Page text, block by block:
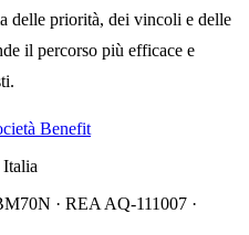
delle priorità, dei vincoli e delle
il percorso più efficace e
Benefit
· REA AQ-111007 ·